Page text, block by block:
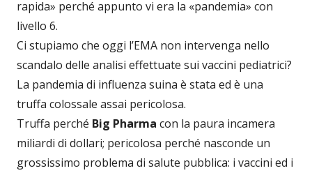
rapida» perché appunto vi era la «pandemia» con
livello 6.
Ci stupiamo che oggi l’EMA non intervenga nello
scandalo delle analisi effettuate sui vaccini pediatrici?
La pandemia di influenza suina è stata ed è una
truffa colossale assai pericolosa.
Truffa perché Big Pharma con la paura incamera
miliardi di dollari; pericolosa perché nasconde un
grossissimo problema di salute pubblica: i vaccini ed i